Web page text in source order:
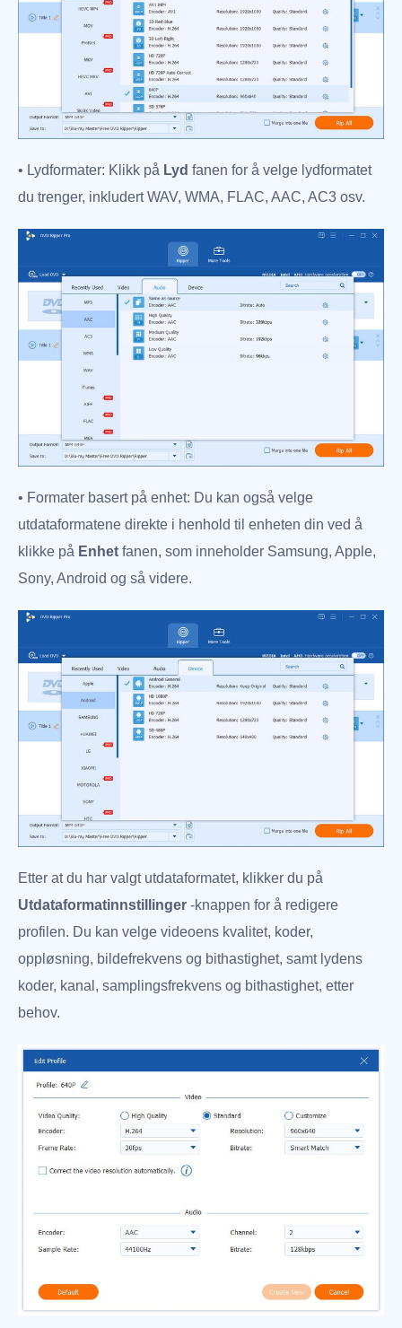
• Lydformater: Klikk på Lyd fanen for å velge lydformatet
du trenger, inkludert WAV, WMA, FLAC, AAC, AC3 osv.
• Formater basert på enhet: Du kan også velge
utdataformatene direkte i henhold til enheten din ved å
klikke på Enhet fanen, som inneholder Samsung, Apple,
Sony, Android og så videre.
Etter at du har valgt utdataformatet, klikker du på
Utdataformatinnstillinger -knappen for å redigere
profilen. Du kan velge videoens kvalitet, koder,
oppløsning, bildefrekvens og bithastighet, samt lydens
koder, kanal, samplingsfrekvens og bithastighet, etter
behov.